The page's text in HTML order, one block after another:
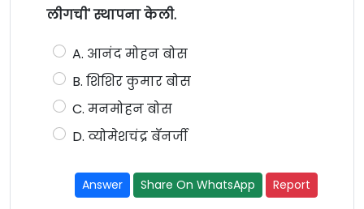
लीगची' स्थापना केली.
A. आनंद मोहन बोस
B. शिशिर कुमार बोस
C. मनमोहन बोस
D. व्योमेशचंद्र बॅनर्जी
Answer Share On WhatsApp Report